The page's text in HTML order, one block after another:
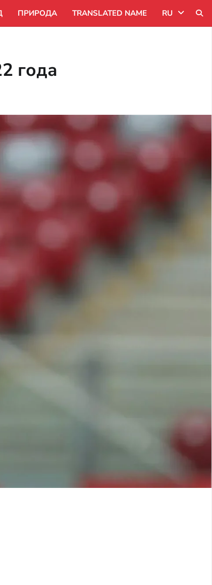
ПРИРОДА TRANSLATED NAME RU
года